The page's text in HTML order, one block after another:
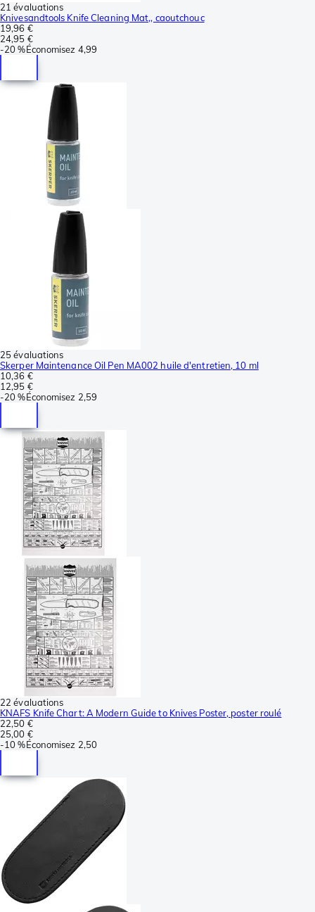
21 évaluations
Knivesandtools Knife Cleaning Mat,, caoutchouc
19,96 €
24,95 €
-20 %Économisez 4,99
25 évaluations
Skerper Maintenance Oil Pen MA002 huile d'entretien, 10 ml
10,36 €
12,95 €
-20 %Économisez 2,59
22 évaluations
KNAFS Knife Chart: A Modern Guide to Knives Poster, poster roulé
22,50 €
25,00 €
-10 %Économisez 2,50